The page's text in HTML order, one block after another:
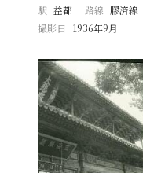
駅 益都 路線 膠済線
撮影日
1936年9月